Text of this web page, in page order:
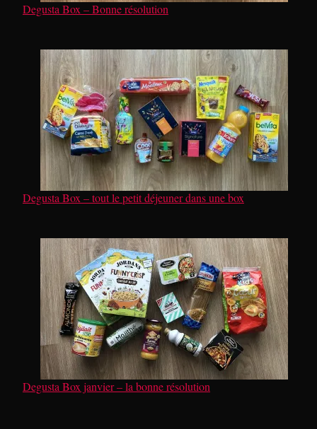
Degusta Box – Bonne résolution
Degusta Box – tout le petit déjeuner dans une box
Degusta Box janvier – la bonne résolution